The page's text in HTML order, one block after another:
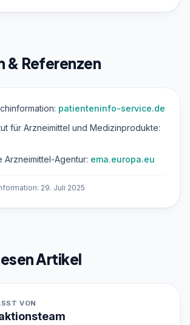
& Referenzen
patienteninfo-service.de
für Arzneimittel und Medizinprodukte:
Arzneimittel-Agentur: ema.europa.eu
29. Juli 2025
Artikel
VON